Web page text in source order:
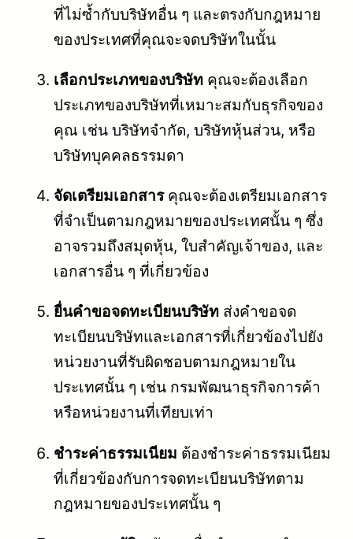
ที่ไม่ซ้ำกับบริษัทอื่น ๆ และตรงกับกฎหมาย
ของประเทศที่คุณจะจดบริษัทในนั้น
เลือกประเภทของบริษัท คุณจะต้องเลือก
ประเภทของบริษัทที่เหมาะสมกับธุรกิจของ
คุณ เช่น บริษัทจำกัด, บริษัทหุ้นส่วน, หรือ
บริษัทบุคคลธรรมดา
จัดเตรียมเอกสารคุณจะต้องเตรียมเอกสาร
ที่จำเป็นตามกฎหมายของประเทศนั้น ๆ ซึ่ง
อาจรวมถึงสมุดหุ้น, ใบสำคัญเจ้าของ, และ
เอกสารอื่น ๆ ที่เกี่ยวข้อง
ยื่นคำขอจดทะเบียนบริษัท ส่งคำขอจด
ทะเบียนบริษัทและเอกสารที่เกี่ยวข้องไปยัง
หน่วยงานที่รับผิดชอบตามกฎหมายใน
ประเทศนั้น ๆ เช่น กรมพัฒนาธุรกิจการค้า
หรือหน่วยงานที่เทียบเท่า
ชำระค่าธรรมเนียม ต้องชำระค่าธรรมเนียม
ที่เกี่ยวข้องกับการจดทะเบียนบริษัทตาม
กฎหมายของประเทศนั้น ๆ